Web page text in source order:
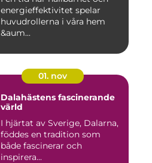
energieffektivitet spelar
huvudrollerna i våra hem
&aum...
01. nov
Dalahästens fascinerande
värld
I hjärtat av Sverige, Dalarna,
föddes en tradition som
både fascinerar och
inspirera...